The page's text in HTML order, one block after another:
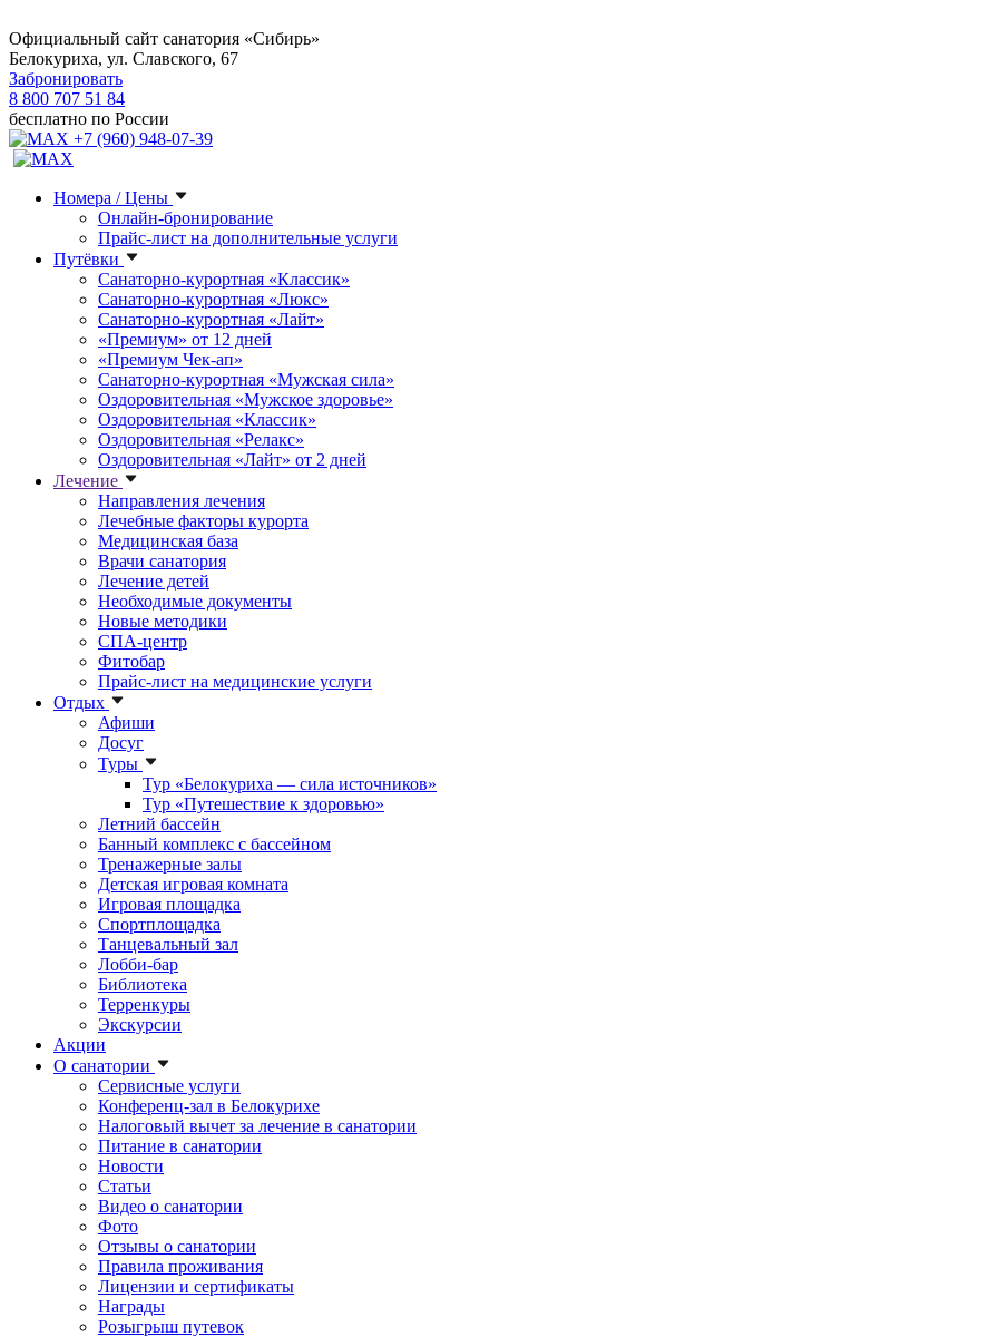
Официальный сайт санатория «Сибирь»
Белокуриха, ул. Славского, 67
Забронировать
8 800 707 51 84
бесплатно по России
+7 (960) 948-07-39
Номера / Цены
Онлайн-бронирование
Прайс-лист на дополнительные услуги
Путёвки
Санаторно-курортная «Классик»
Санаторно-курортная «Люкс»
Санаторно-курортная «Лайт»
«Премиум» от 12 дней
«Премиум Чек-ап»
Санаторно-курортная «Мужская сила»
Оздоровительная «Мужское здоровье»
Оздоровительная «Классик»
Оздоровительная «Релакс»
Оздоровительная «Лайт» от 2 дней
Лечение
Направления лечения
Лечебные факторы курорта
Медицинская база
Врачи санатория
Лечение детей
Необходимые документы
Новые методики
СПА-центр
Фитобар
Прайс-лист на медицинские услуги
Отдых
Афиши
Досуг
Туры
Тур «Белокуриха — сила источников»
Тур «Путешествие к здоровью»
Летний бассейн
Банный комплекс с бассейном
Тренажерные залы
Детская игровая комната
Игровая площадка
Спортплощадка
Танцевальный зал
Лобби-бар
Библиотека
Терренкуры
Экскурсии
Акции
О санатории
Сервисные услуги
Конференц-зал в Белокурихе
Налоговый вычет за лечение в санатории
Питание в санатории
Новости
Статьи
Видео о санатории
Фото
Отзывы о санатории
Правила проживания
Лицензии и сертификаты
Награды
Розыгрыш путевок